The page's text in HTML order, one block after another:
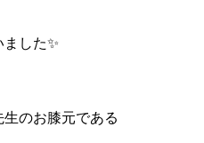
した✨
のお膝元である